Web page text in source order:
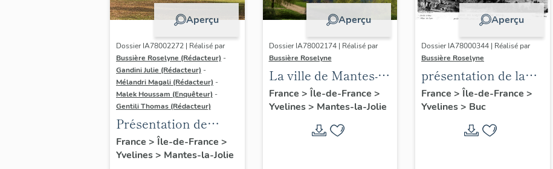
Aperçu
Dossier IA78002272 | Réalisé par
Bussière Roselyne (Rédacteur) -
Gandini Julie (Rédacteur) -
Mélandri Magali (Rédacteur) -
Malek Houssam (Enquêteur) -
Gentili Thomas (Rédacteur)
Présentation de
l'étude
France > Île-de-France >
Yvelines> Mantes-la-Jolie
Aperçu
Dossier IA78002174 | Réalisé par
Bussière Roselyne
La ville de Mantes-la-
Jolie
France > Île-de-France >
Yvelines> Mantes-la-Jolie
Aperçu
Dossier IA78000344 | Réalisé par
Bussière Roselyne
présentation de la
commune de Buc
France > Île-de-France >
Yvelines> Buc